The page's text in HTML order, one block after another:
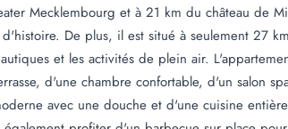
Mecklembourg et à 21 km du château de
De plus, il est situé à seulement 27
et les activités de plein air.
d'une chambre confortable, d'un salon
avec une douche et d'une cuisine